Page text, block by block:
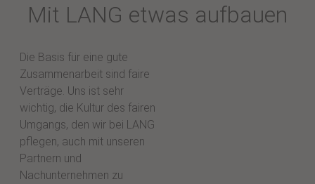
Mit LANG etwas aufbauen
Die Basis für eine gute
Zusammenarbeit sind faire
Verträge. Uns ist sehr
wichtig, die Kultur des fairen
Umgangs, den wir bei LANG
pflegen, auch mit unseren
Partnern und
Nachunternehmen zu